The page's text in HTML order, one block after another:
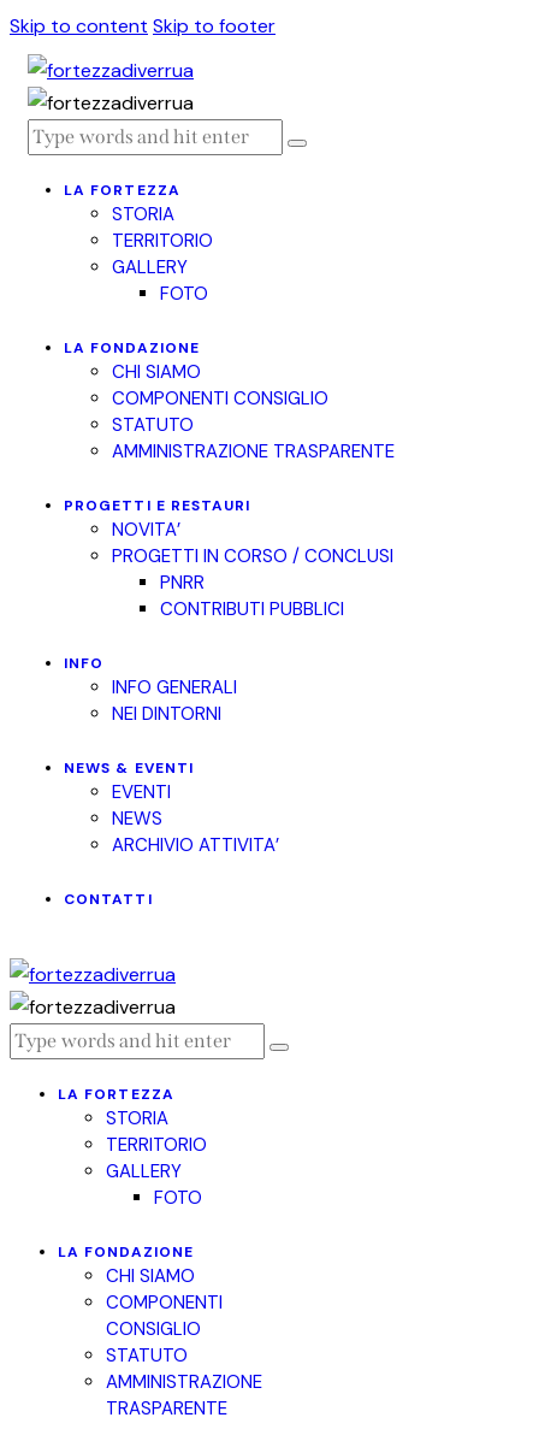
Skip to content Skip to footer
LA FORTEZZA
STORIA
TERRITORIO
GALLERY
FOTO
LA FONDAZIONE
CHI SIAMO
COMPONENTI CONSIGLIO
STATUTO
AMMINISTRAZIONE TRASPARENTE
PROGETTI E RESTAURI
NOVITA’
PROGETTI IN CORSO / CONCLUSI
PNRR
CONTRIBUTI PUBBLICI
INFO
INFO GENERALI
NEI DINTORNI
NEWS & EVENTI
EVENTI
NEWS
ARCHIVIO ATTIVITA’
CONTATTI
LA FORTEZZA
STORIA
TERRITORIO
GALLERY
FOTO
LA FONDAZIONE
CHI SIAMO
COMPONENTI
CONSIGLIO
STATUTO
AMMINISTRAZIONE
TRASPARENTE